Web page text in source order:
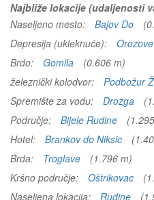
Najbliže lokacije (udaljenosti
Naseljeno mesto:
Bajov Do
Depresija (ukleknuće):
Brdo:
Gomila
(0.606 m)
železnički kolodvor:
Podbožur
Spremište za vodu:
Drozga
Područje:
Bijele Rudine
Hotel:
Brankov do Niksic
Brda:
Troglave
(1.796 m)
Kršno područje:
Oštrikovac
Naseljena lokacija:
Rudine